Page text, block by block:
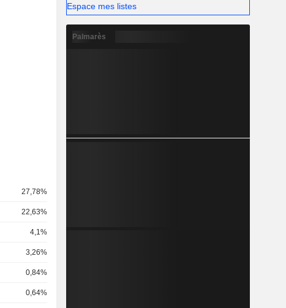
27,78%
22,63%
4,1%
3,26%
0,84%
0,64%
Espace mes listes
Palmarès